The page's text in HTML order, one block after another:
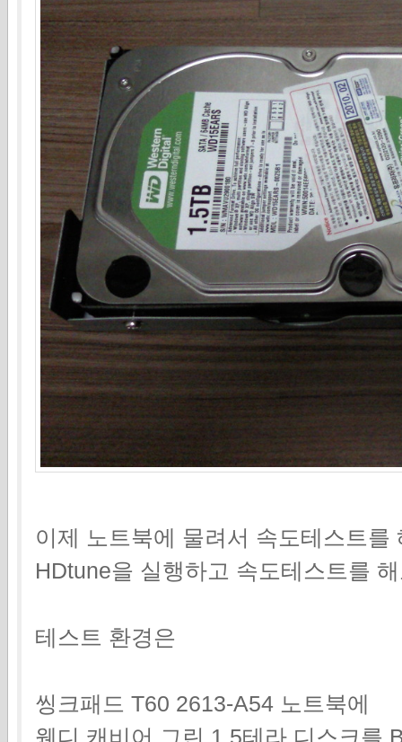
이제 노트북에 물려서 속도테스트를
HDtune을 실행하고 속도테스트를
테스트 환경은
씽크패드 T60 2613-A54 노트북에
웬디 캐비어 그린 1.5테라 디스크를